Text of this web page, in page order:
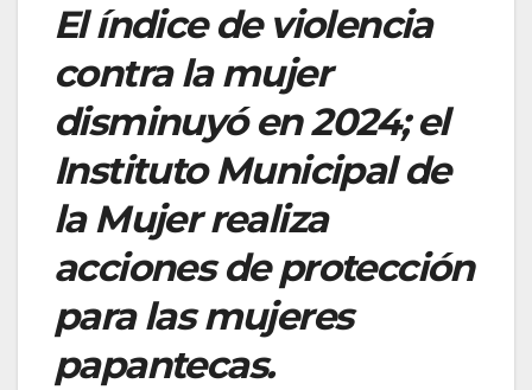
El índice de violencia
contra la mujer
disminuyó en 2024; el
Instituto Municipal de
la Mujer realiza
acciones de protección
para las mujeres
papantecas.